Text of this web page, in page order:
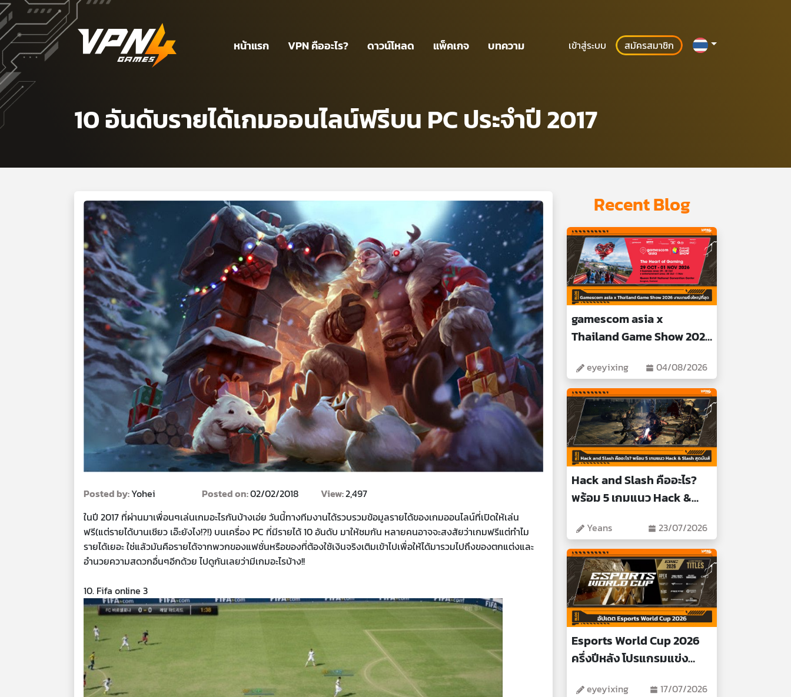
หน้าแรก VPN คืออะไร? ดาวน์โหลด แพ็คเกจ บทความ เข้าสู่ระบบ สมัครสมาชิก
10 อันดับรายได้เกมออนไลน์ฟรีบน PC ประจำปี 2017
Posted by:Yohei Posted on:02/02/2018 View:2,497
ในปี 2017 ที่ผ่านมาเพื่อนๆเล่นเกมอะไรกันบ้างเอ่ย วันนี้ทางทีมงานได้รวบรวมข้อมูลรายได้ของเกมออนไลน์ที่เปิดให้เล่น
ฟรี(แต่รายได้บานเชียว เอ๊ะยังไง!?!) บนเครื่อง PC ที่มีรายได้ 10 อันดับ มาให้ชมกัน หลายคนอาจจะสงสัยว่าเกมฟรีแต่ทำไม
รายได้เยอะ ใช่แล้วมันคือรายได้จากพวกของแฟชั่นหรือของที่ต้องใช้เงินจริงเติมเข้าไปเพื่อให้ได้มารวมไปถึงของตกแต่งและ
อำนวยความสดวกอื่นๆอีกด้วย ไปดูกันเลยว่ามีเกมอะไรบ้าง!!
10. Fifa online 3
Recent Blog
gamescom asia x
Thailand Game Show 2026
eyeyixing 04/08/2026
Hack and Slash คืออะไร?
พร้อม 5 เกมแนว Hack &
Yeans 23/07/2026
Esports World Cup 2026
ครึ่งปีหลัง โปรแกรมแข่ง
eyeyixing 17/07/2026